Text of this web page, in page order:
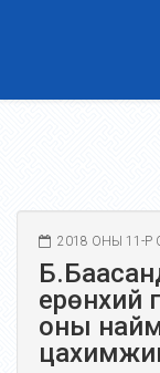
2018 ОНЫ 11-Р
ерөнхий
оны